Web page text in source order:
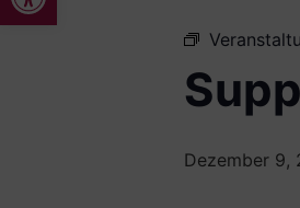
Dezember 9,